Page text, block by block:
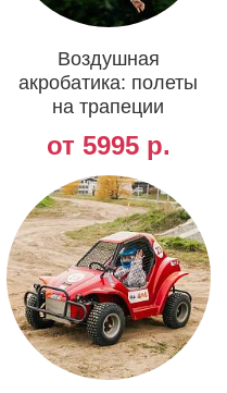
Воздушная
акробатика: полеты
на трапеции
от 5995 р.